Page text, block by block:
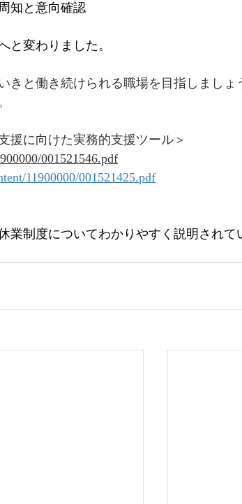
知と意向確認
と変わりました。
きと働き続けられる職場を目指しましょ
援に向けた実務的支援ツール＞
001521546.pdf
11900000/001521425.pdf
業制度についてわかりやすく説明されて